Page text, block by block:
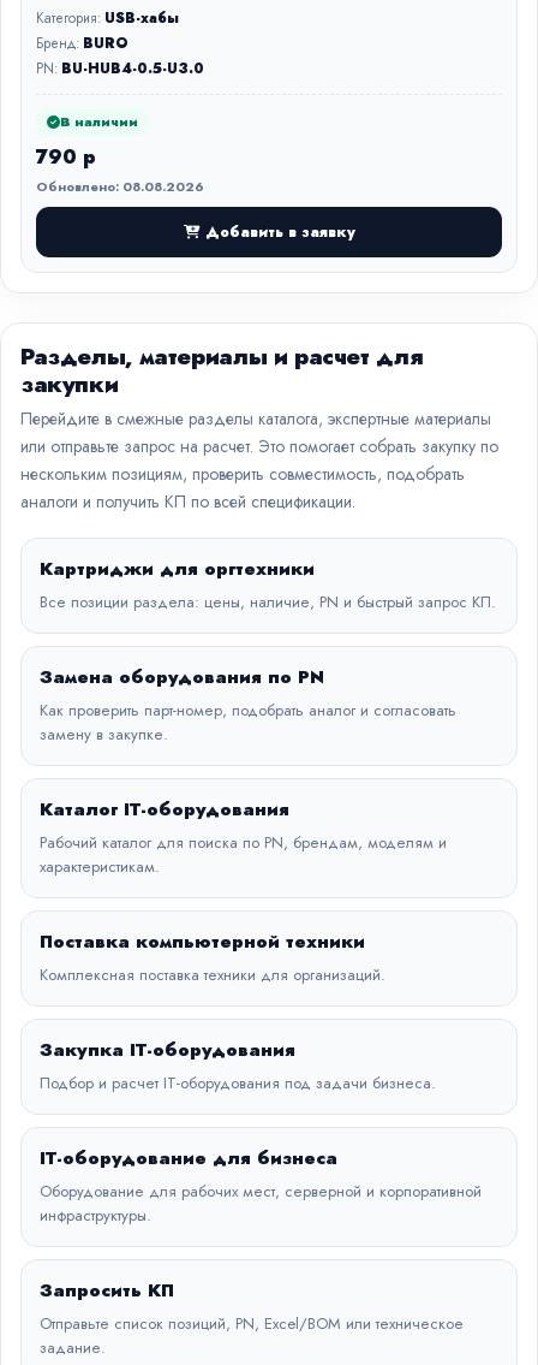
Категория: USB-хабы
Бренд: BURO
PN: BU-HUB4-0.5-U3.0
В наличии
790 р
Обновлено: 08.08.2026
Добавить в заявку
Разделы, материалы и расчет для
закупки
Перейдите в смежные разделы каталога, экспертные материалы
или отправьте запрос на расчет. Это помогает собрать закупку по
нескольким позициям, проверить совместимость, подобрать
аналоги и получить КП по всей спецификации.
Картриджи для оргтехники
Все позиции раздела: цены, наличие, PN и быстрый запрос КП.
Замена оборудования по PN
Как проверить парт-номер, подобрать аналог и согласовать
замену в закупке.
Каталог IT-оборудования
Рабочий каталог для поиска по PN, брендам, моделям и
характеристикам.
Поставка компьютерной техники
Комплексная поставка техники для организаций.
Закупка IT-оборудования
Подбор и расчет IT-оборудования под задачи бизнеса.
IT-оборудование для бизнеса
Оборудование для рабочих мест, серверной и корпоративной
инфраструктуры.
Запросить КП
Отправьте список позиций, PN, Excel/BOM или техническое
задание.